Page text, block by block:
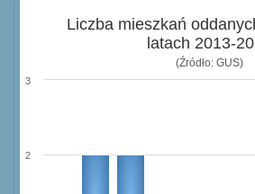
Liczba mieszkań
latach 2013-
(Źródło: GUS)
2
3